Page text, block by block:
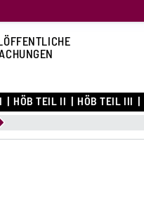
HÖB TEIL II HÖB TEIL III